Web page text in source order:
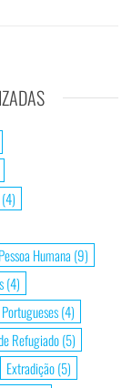
(4)
Humana (9)
(4)
(4)
Refugiado(5)
Extradição(5)